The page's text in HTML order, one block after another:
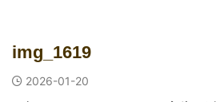
img_1619
2026-01-20